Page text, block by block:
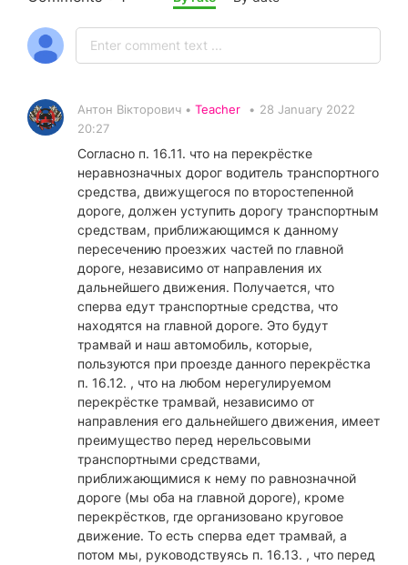
Антон Вікторович • Teacher • 28 January 2022
20:27
Согласно п. 16.11. что на перекрёстке
неравнозначных дорог водитель транспортного
средства, движущегося по второстепенной
дороге, должен уступить дорогу транспортным
средствам, приближающимся к данному
пересечению проезжих частей по главной
дороге, независимо от направления их
дальнейшего движения. Получается, что
сперва едут транспортные средства, что
находятся на главной дороге. Это будут
трамвай и наш автомобиль, которые,
пользуются при проезде данного перекрёстка
п. 16.12. , что на любом нерегулируемом
перекрёстке трамвай, независимо от
направления его дальнейшего движения, имеет
преимущество перед нерельсовыми
транспортными средствами,
приближающимися к нему по равнозначной
дороге (мы оба на главной дороге), кроме
перекрёстков, где организовано круговое
движение. То есть сперва едет трамвай, а
потом мы, руководствуясь п. 16.13. , что перед